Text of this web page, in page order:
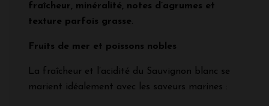
fraîcheur, minéralité, notes d’agrumes et
texture parfois grasse.
Fruits de mer et poissons nobles
La fraîcheur et l’acidité du Sauvignon blanc se
marient idéalement avec les saveurs marines :